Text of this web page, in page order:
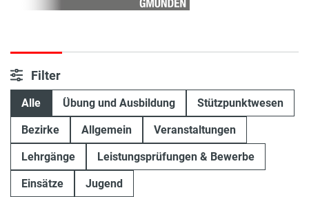
Filter
Alle Übung und Ausbildung Stützpunktwesen
Bezirke Allgemein Veranstaltungen
Lehrgänge Leistungsprüfungen & Bewerbe
Einsätze Jugend